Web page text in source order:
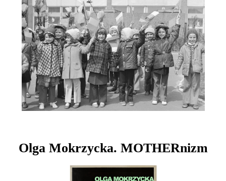
Olga Mokrzycka. MOTHERnizm